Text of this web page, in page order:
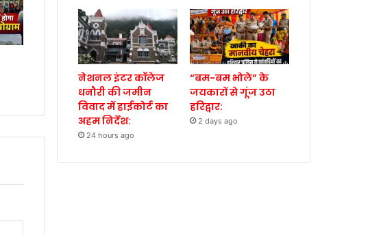
नेशनल इंटर कॉलेज
धनौरी की जमीन
विवाद में हाईकोर्ट का
अहम निर्देश:
24 hours ago
“बम-बम भोले” के
जयकारों से गूंज उठा
हरिद्वार:
2 days ago